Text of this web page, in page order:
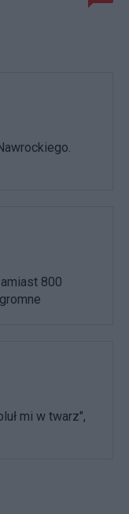
800
mi w twarz",